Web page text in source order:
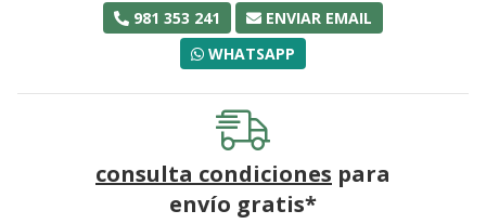
981 353 241
ENVIAR EMAIL
WHATSAPP
consulta condiciones para
envío gratis*